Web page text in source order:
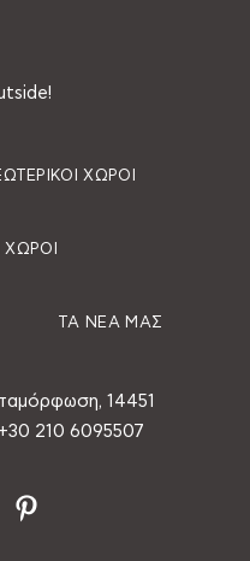
ΧΏΡΟΙ
ΧΏΡΟΙ
ΤΑ ΝΈΑ ΜΑΣ
14451
210 6095507